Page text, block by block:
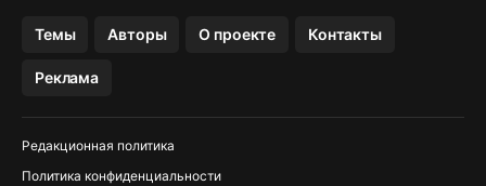
Темы Авторы О проекте Контакты
Реклама
Редакционная политика
Политика конфиденциальности